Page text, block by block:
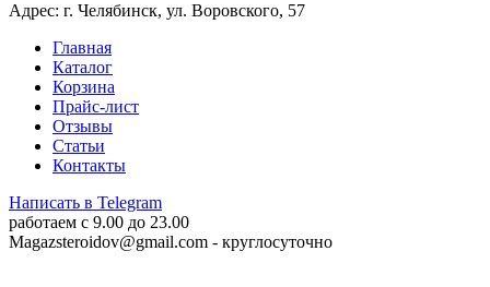
Адрес: г. Челябинск, ул. Воровского, 57
Главная
Каталог
Корзина
Прайс-лист
Отзывы
Статьи
Контакты
Написать в Telegram
работаем c 9.00 до 23.00
Magazsteroidov@gmail.com - круглосуточно